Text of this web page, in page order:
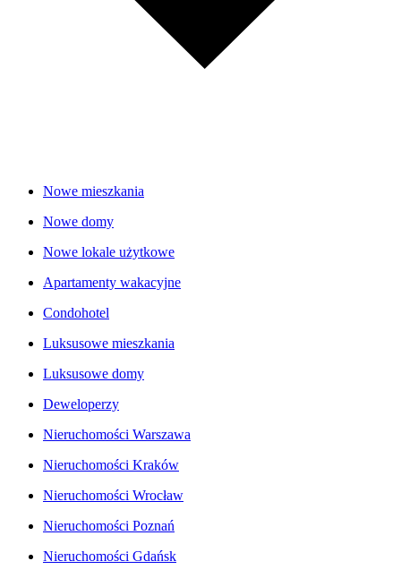
Nowe mieszkania
Nowe domy
Nowe lokale użytkowe
Apartamenty wakacyjne
Condohotel
Luksusowe mieszkania
Luksusowe domy
Deweloperzy
Nieruchomości Warszawa
Nieruchomości Kraków
Nieruchomości Wrocław
Nieruchomości Poznań
Nieruchomości Gdańsk